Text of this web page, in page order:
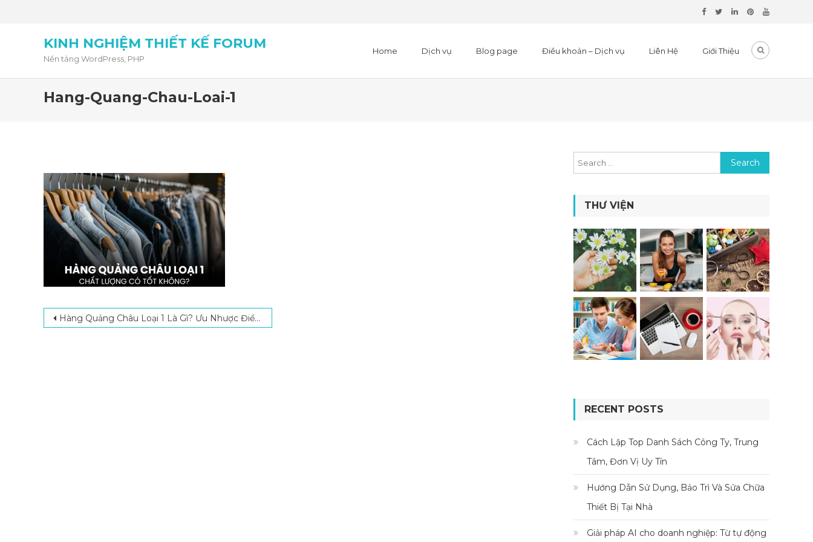
KINH NGHIỆM THIẾT KẾ FORUM
Nền tảng WordPress, PHP
Home Dịch vụ Blog page Điều khoản – Dịch vụ Liên Hệ Giới Thiệu
Hang-Quang-Chau-Loai-1
Post navigation
Hàng Quảng Châu Loại 1 Là Gì? Ưu Nhược Điểm Và Kinh Nghiệm Chọn Mua
Search for:
THƯ VIỆN
RECENT POSTS
Cách Lập Top Danh Sách Công Ty, Trung
Tâm, Đơn Vị Uy Tín
Hướng Dẫn Sử Dụng, Bảo Trì Và Sửa Chữa
Thiết Bị Tại Nhà
Giải pháp AI cho doanh nghiệp: Từ tự động